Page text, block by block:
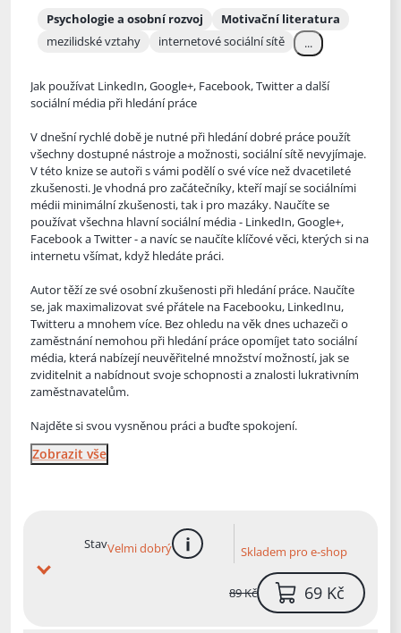
Psychologie a osobní rozvoj
Motivační literatura
mezilidské vztahy
internetové sociální sítě ...
Jak používat LinkedIn, Google+, Facebook, Twitter a další
sociální média při hledání práce
V dnešní rychlé době je nutné při hledání dobré práce použít
všechny dostupné nástroje a možnosti, sociální sítě nevyjímaje.
V této knize se autoři s vámi podělí o své více než dvacetileté
zkušenosti. Je vhodná pro začátečníky, kteří mají se sociálními
médii minimální zkušenosti, tak i pro mazáky. Naučíte se
používat všechna hlavní sociální média - LinkedIn, Google+,
Facebook a Twitter - a navíc se naučíte klíčové věci, kterých si na
internetu všímat, když hledáte práci.
Autor těží ze své osobní zkušenosti při hledání práce. Naučíte
se, jak maximalizovat své přátele na Facebooku, LinkedInu,
Twitteru a mnohem více. Bez ohledu na věk dnes uchazeči o
zaměstnání nemohou při hledání práce opomíjet tato sociální
média, která nabízejí neuvěřitelné množství možností, jak se
zviditelnit a nabídnout svoje schopnosti a znalosti lukrativním
zaměstnavatelům.
Najděte si svou vysněnou práci a buďte spokojení.
Zobrazit vše
StavVelmi dobrý více informacíSkladem pro e-shop
89 Kč 69 Kč